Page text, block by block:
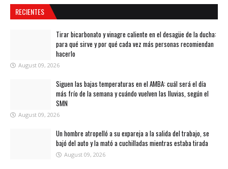
RECIENTES
Tirar bicarbonato y vinagre caliente en el desagüe de la ducha:
para qué sirve y por qué cada vez más personas recomiendan
hacerlo
August 09, 2026
Siguen las bajas temperaturas en el AMBA: cuál será el día
más frío de la semana y cuándo vuelven las lluvias, según el
SMN
August 09, 2026
Un hombre atropelló a su expareja a la salida del trabajo, se
bajó del auto y la mató a cuchilladas mientras estaba tirada
August 09, 2026